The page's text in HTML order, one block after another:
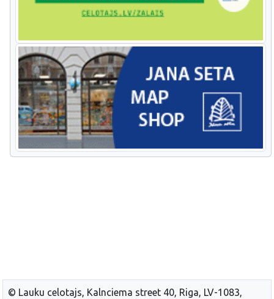
© Lauku celotajs, Kalnciema street 40, Riga, LV-1083,